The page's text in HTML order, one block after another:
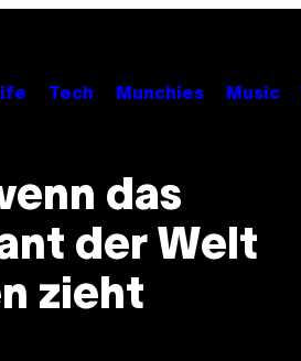
Tech Munchies Music
das
der Welt
zieht